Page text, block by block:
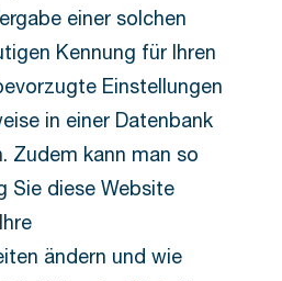
einer solchen
Kennung für Ihren
Einstellungen
in einer Datenbank
Zudem kann man so
Sie diese Website
ändern und wie